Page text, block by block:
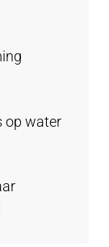
op water